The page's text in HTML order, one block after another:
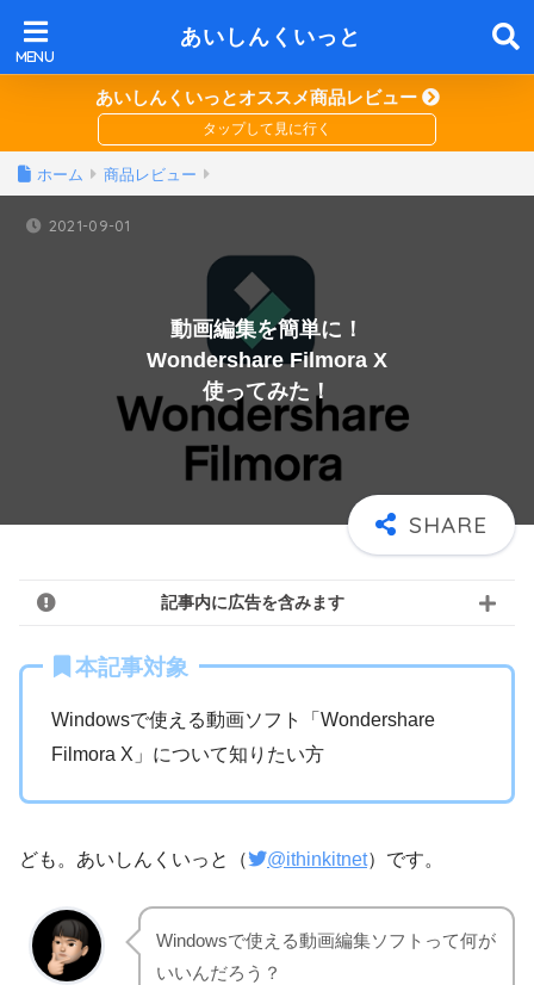
あいしんくいっと
あいしんくいっとオススメ商品レビュー
ホーム 商品レビュー
動画編集を簡単に！
Wondershare Filmora X
使ってみた！
2021-09-01
記事内に広告を含みます
本記事対象
Windowsで使える動画ソフト「Wondershare
Filmora X」について知りたい方
ども。あいしんくいっと（ @ithinkitnet）です。
Windowsで使える動画編集ソフトって何が
いいんだろう？